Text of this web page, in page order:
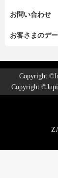
お問い合わせ
お客さまのデ
Copyright
Copyright